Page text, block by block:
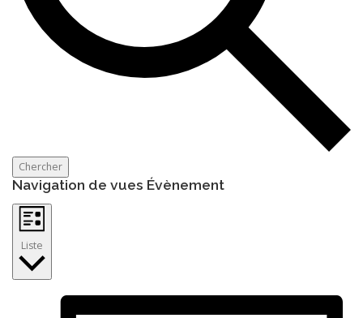
Chercher
Navigation de vues Évènement
Liste